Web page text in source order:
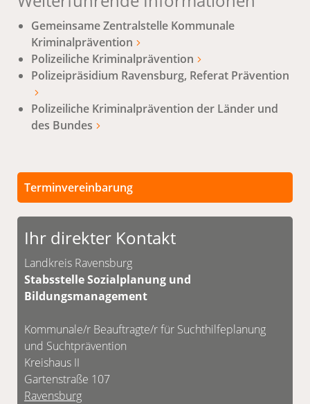
Gemeinsame Zentralstelle Kommunale
Kriminalprävention
Polizeiliche Kriminalprävention
Polizeipräsidium Ravensburg, Referat Prävention
Polizeiliche Kriminalprävention der Länder und
des Bundes
Terminvereinbarung
Persönliche Termine sind nach vorheriger
Vereinbarung möglich.
Ihr direkter Kontakt
Landkreis Ravensburg
Stabsstelle Sozialplanung und
Bildungsmanagement
Kommunale/r Beauftragte/r für Suchthilfeplanung
und Suchtprävention
Kreishaus II
Gartenstraße 107
Ravensburg